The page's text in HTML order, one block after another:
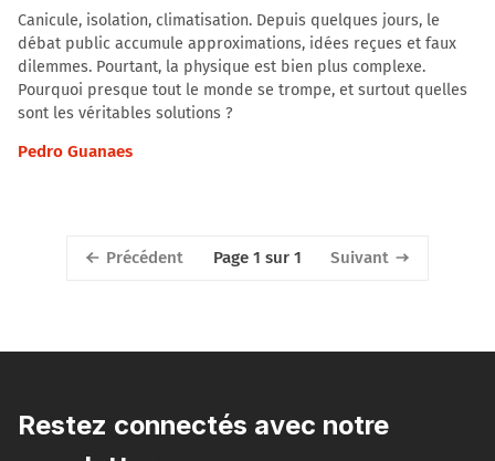
Canicule, isolation, climatisation. Depuis quelques jours, le
débat public accumule approximations, idées reçues et faux
dilemmes. Pourtant, la physique est bien plus complexe.
Pourquoi presque tout le monde se trompe, et surtout quelles
sont les véritables solutions ?
Pedro Guanaes
Précédent Page 1 sur 1 Suivant
Restez connectés avec notre